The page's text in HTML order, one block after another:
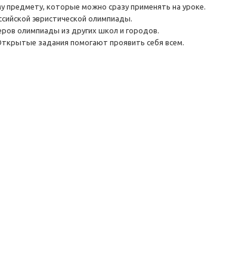
предмету, которые можно сразу применять на уроке.
эвристической олимпиады.
олимпиады из других школ и городов.
задания помогают проявить себя всем.